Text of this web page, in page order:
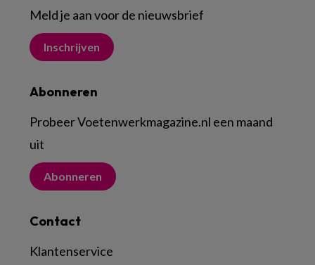
Meld je aan voor de nieuwsbrief
Inschrijven
Abonneren
Probeer Voetenwerkmagazine.nl een maand
uit
Abonneren
Contact
Klantenservice